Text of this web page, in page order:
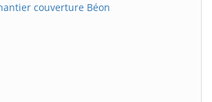
couverture Béon